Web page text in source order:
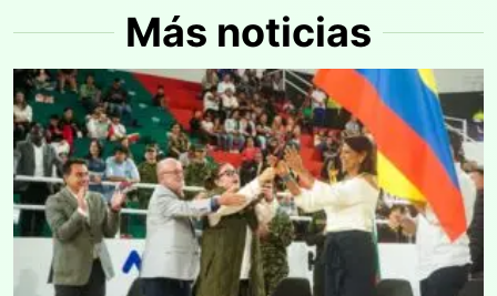
Más noticias